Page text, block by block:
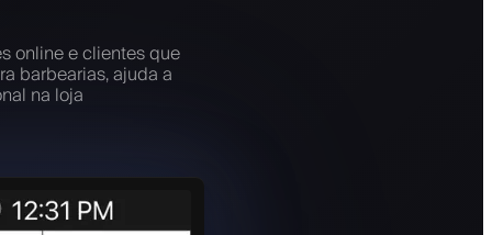
online e clientes que
barbearias, ajuda a
na loja